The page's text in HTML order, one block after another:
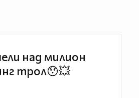
над милион
трол😯💥